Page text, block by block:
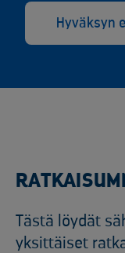
Hyväksyn
Tästä löydät
yksittäiset